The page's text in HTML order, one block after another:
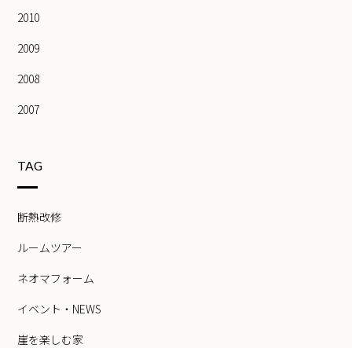
2010
2009
2008
2007
TAG
断熱改修
ルームツアー
ネオマフォーム
イベント・NEWS
崖を楽しむ家